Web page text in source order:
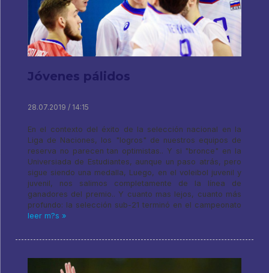
Jóvenes pálidos
28.07.2019 / 14:15
En el contexto del éxito de la selección nacional en la
Liga de Naciones, los "logros" de nuestros equipos de
reserva no parecen tan optimistas.. Y si "bronce" en la
Universiada de Estudiantes, aunque un paso atrás, pero
sigue siendo una medalla, Luego, en el voleibol juvenil y
juvenil, nos salimos completamente de la línea de
ganadores del premio.. Y cuanto mas lejos, cuanto más
profundo: la selección sub-21 terminó en el campeonato
leer m?s »